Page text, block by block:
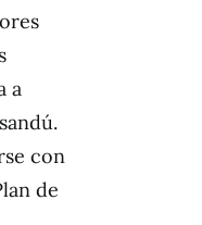
a
con
de